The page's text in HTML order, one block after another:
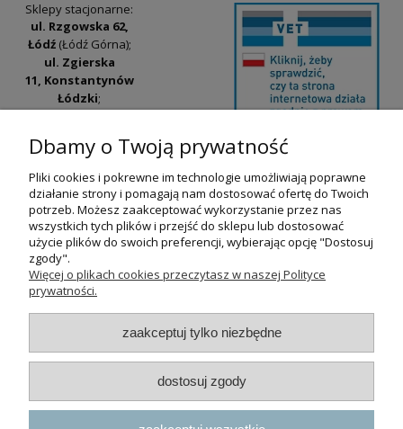
Sklepy stacjonarne:
ul. Rzgowska 62,
Łódź(Łódź Górna);
ul. Zgierska
11, Konstantynów
Łódzki;
Widzew).
Godziny otwarcia:
pn-pt 9:00-17:00
+48 530 230 483
psokoty@psokoty.pl
Sklep internetowy Shoper.pl
Dbamy o Twoją prywatność
Pliki cookies i pokrewne im technologie umożliwiają poprawne
działanie strony i pomagają nam dostosować ofertę do Twoich
potrzeb. Możesz zaakceptować wykorzystanie przez nas
wszystkich tych plików i przejść do sklepu lub dostosować
użycie plików do swoich preferencji, wybierając opcję "Dostosuj
zgody".
Więcej o plikach cookies przeczytasz w naszej Polityce
prywatności.
zaakceptuj tylko niezbędne
dostosuj zgody